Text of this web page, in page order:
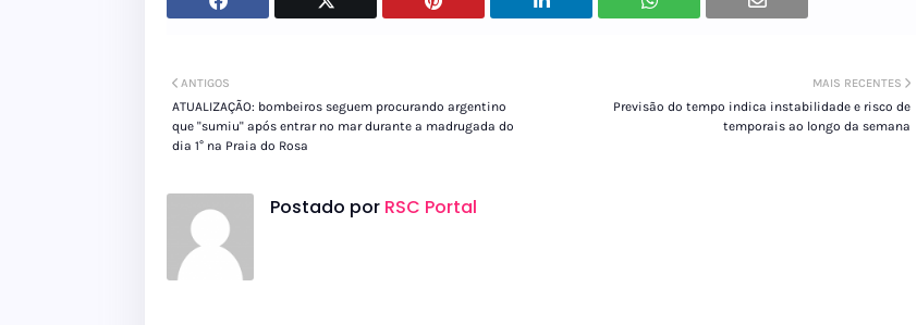
MAIS RECENTES
Previsão do tempo indica instabilidade e risco de
temporais ao longo da semana
ANTIGOS
ATUALIZAÇÃO: bombeiros seguem procurando argentino
que "sumiu" após entrar no mar durante a madrugada do
dia 1° na Praia do Rosa
Postado por RSC Portal